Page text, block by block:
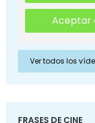
Aceptar
Ver todos los
FRASES DE CINE